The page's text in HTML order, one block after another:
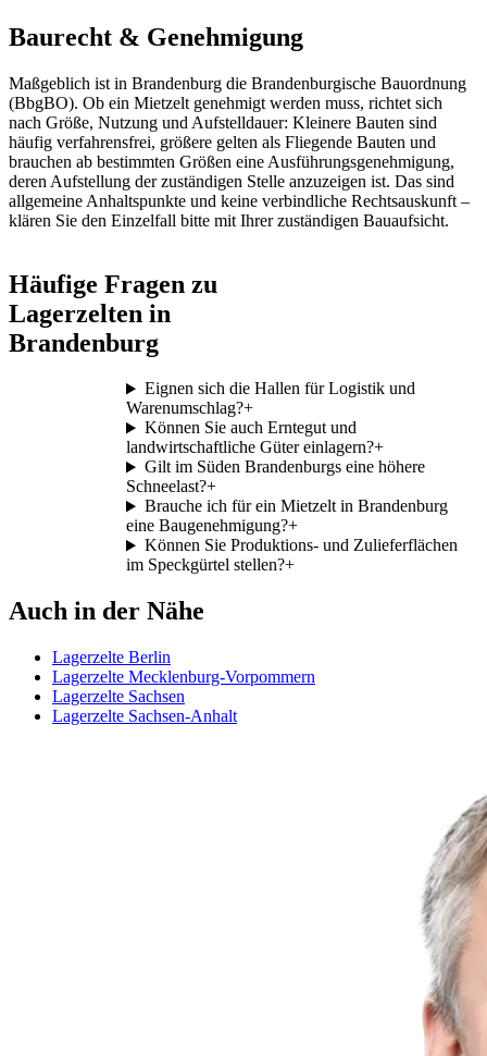
Baurecht & Genehmigung
Maßgeblich ist in Brandenburg die Brandenburgische Bauordnung
(BbgBO). Ob ein Mietzelt genehmigt werden muss, richtet sich
nach Größe, Nutzung und Aufstelldauer: Kleinere Bauten sind
häufig verfahrensfrei, größere gelten als Fliegende Bauten und
brauchen ab bestimmten Größen eine Ausführungsgenehmigung,
deren Aufstellung der zuständigen Stelle anzuzeigen ist. Das sind
allgemeine Anhaltspunkte und keine verbindliche Rechtsauskunft –
klären Sie den Einzelfall bitte mit Ihrer zuständigen Bauaufsicht.
Häufige Fragen zu
Lagerzelten in
Brandenburg
Eignen sich die Hallen für Logistik und
Warenumschlag?+
Können Sie auch Erntegut und
landwirtschaftliche Güter einlagern?+
Gilt im Süden Brandenburgs eine höhere
Schneelast?+
Brauche ich für ein Mietzelt in Brandenburg
eine Baugenehmigung?+
Können Sie Produktions- und Zulieferflächen
im Speckgürtel stellen?+
Auch in der Nähe
Lagerzelte Berlin
Lagerzelte Mecklenburg-Vorpommern
Lagerzelte Sachsen
Lagerzelte Sachsen-Anhalt